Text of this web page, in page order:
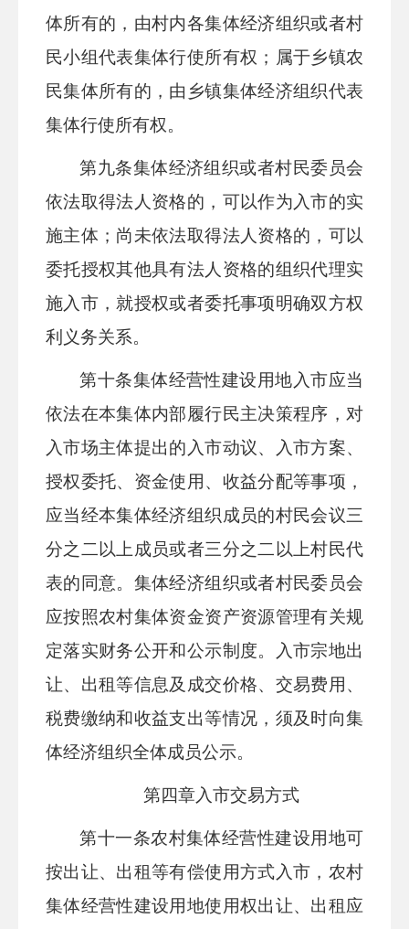
体所有的，由村内各集体经济组织或者村
民小组代表集体行使所有权；属于乡镇农
民集体所有的，由乡镇集体经济组织代表
集体行使所有权。
第九条集体经济组织或者村民委员会
依法取得法人资格的，可以作为入市的实
施主体；尚未依法取得法人资格的，可以
委托授权其他具有法人资格的组织代理实
施入市，就授权或者委托事项明确双方权
利义务关系。
第十条集体经营性建设用地入市应当
依法在本集体内部履行民主决策程序，对
入市场主体提出的入市动议、入市方案、
授权委托、资金使用、收益分配等事项，
应当经本集体经济组织成员的村民会议三
分之二以上成员或者三分之二以上村民代
表的同意。集体经济组织或者村民委员会
应按照农村集体资金资产资源管理有关规
定落实财务公开和公示制度。入市宗地出
让、出租等信息及成交价格、交易费用、
税费缴纳和收益支出等情况，须及时向集
体经济组织全体成员公示。
第四章入市交易方式
第十一条农村集体经营性建设用地可
按出让、出租等有偿使用方式入市，农村
集体经营性建设用地使用权出让、出租应